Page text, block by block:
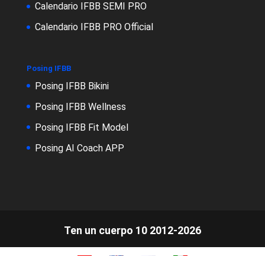
Calendario IFBB SEMI PRO
Calendario IFBB PRO Official
Posing IFBB
Posing IFBB Bikini
Posing IFBB Wellness
Posing IFBB Fit Model
Posing AI Coach APP
Ten un cuerpo 10 2012-2026